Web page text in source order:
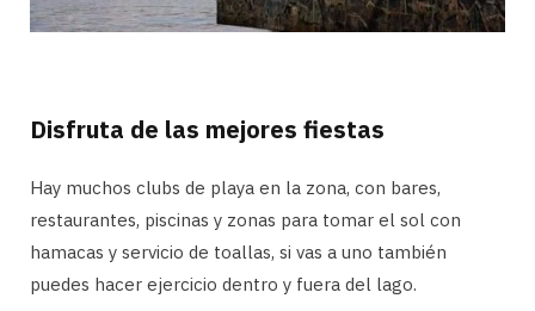
Disfruta de las mejores fiestas
Hay muchos clubs de playa en la zona, con bares,
restaurantes, piscinas y zonas para tomar el sol con
hamacas y servicio de toallas, si vas a uno también
puedes hacer ejercicio dentro y fuera del lago.